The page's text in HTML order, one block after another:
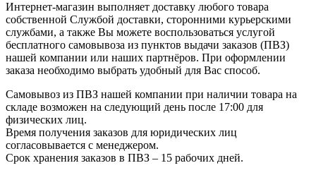
Интернет-магазин выполняет доставку любого товара
собственной Службой доставки, сторонними курьерскими
службами, а также Вы можете воспользоваться услугой
бесплатного самовывоза из пунктов выдачи заказов (ПВЗ)
нашей компании или наших партнёров. При оформлении
заказа необходимо выбрать удобный для Вас способ.
Самовывоз из ПВЗ нашей компании при наличии товара на
складе возможен на следующий день после 17:00 для
физических лиц.
Время получения заказов для юридических лиц
согласовывается с менеджером.
Срок хранения заказов в ПВЗ – 15 рабочих дней.